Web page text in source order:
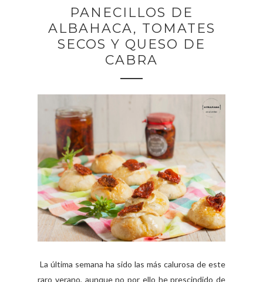
PANECILLOS DE
ALBAHACA, TOMATES
SECOS Y QUESO DE
CABRA
La última semana ha sido las más calurosa de este
raro verano, aunque no por ello he prescindido de